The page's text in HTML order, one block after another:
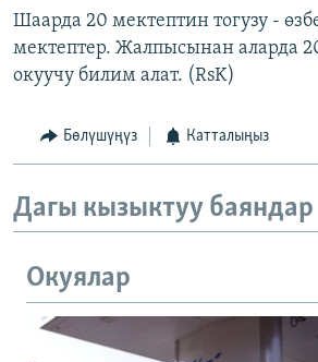
Шаарда 20 мектептин тогузу -
мектептер. Жалпысынан аларда
окуучу билим алат. (RsK)
Бөлүшүңүз Катталыңыз
Дагы кызыктуу баяндар
Окуялар